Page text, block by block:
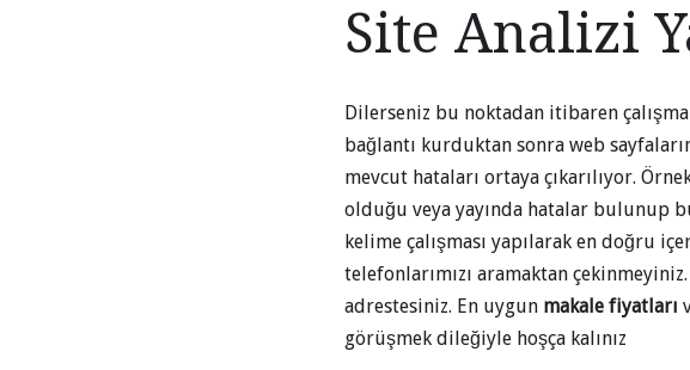
Site Analizi
Dilerseniz bu noktadan itibaren
bağlantı kurduktan sonra web
mevcut hataları ortaya çıkarılıyor.
olduğu veya yayında hatalar bulunup
kelime çalışması yapılarak en doğru
telefonlarımızı aramaktan
adrestesiniz. En uygun makale fiyatları
görüşmek dileğiyle hoşça kalınız